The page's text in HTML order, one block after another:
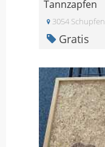
Tannzapfen
3054 Schupfen
Gratis